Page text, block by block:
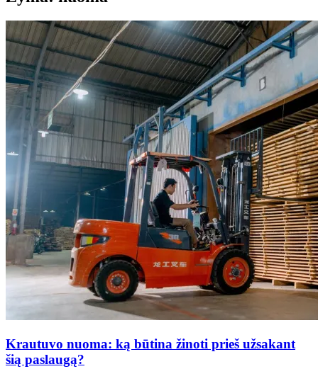
Krautuvo nuoma: ką būtina žinoti prieš užsakant
šią paslaugą?